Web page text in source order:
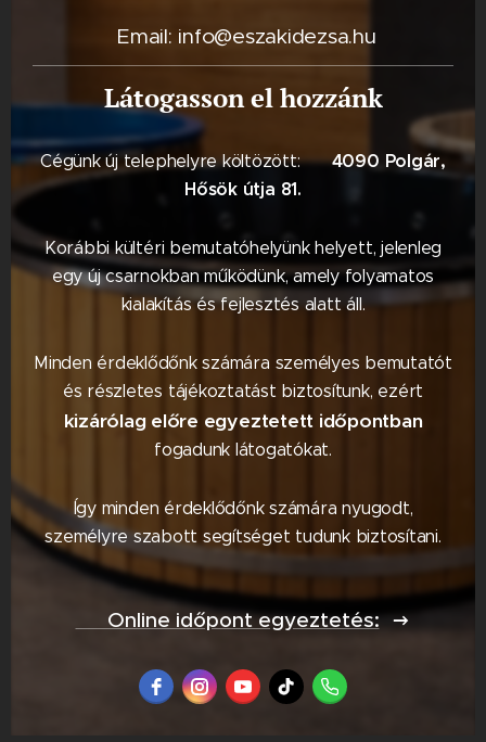
Email: info@eszakidezsa.hu
Látogasson el hozzánk
Cégünk új telephelyre költözött: 📍4090 Polgár,
Hősök útja 81.
Korábbi kültéri bemutatóhelyünk helyett, jelenleg
egy új csarnokban működünk, amely folyamatos
kialakítás és fejlesztés alatt áll.
Minden érdeklődőnk számára személyes bemutatót
és részletes tájékoztatást biztosítunk, ezért
kizárólag előre egyeztetett időpontban
fogadunk látogatókat.
Így minden érdeklődőnk számára nyugodt,
személyre szabott segítséget tudunk biztosítani.
📅 Online időpont egyeztetés: